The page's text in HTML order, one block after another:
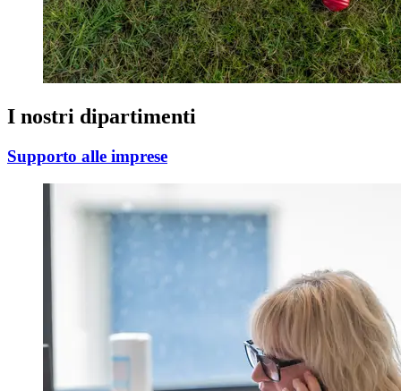
I nostri dipartimenti
Supporto alle imprese